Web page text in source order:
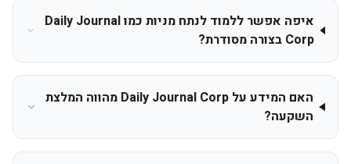
איפה אפשר ללמוד לנתח מניות כמו Daily Journal
Corp בצורה מסודרת?
האם המידע על Daily Journal Corp מהווה המלצת
השקעה?